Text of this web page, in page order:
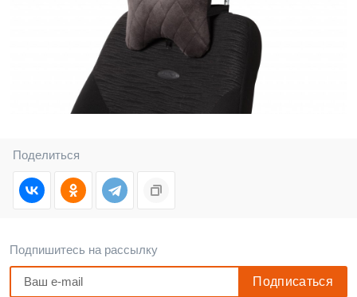
Поделиться
Подпишитесь на рассылку